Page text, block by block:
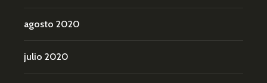
agosto 2020
julio 2020